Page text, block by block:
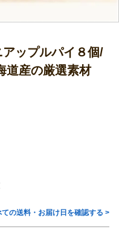
ップルパイ８個/
道産の厳選素材
ての送料・お届け日を確認する >